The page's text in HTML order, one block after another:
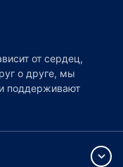
от сердец,
о друге, мы
поддерживают